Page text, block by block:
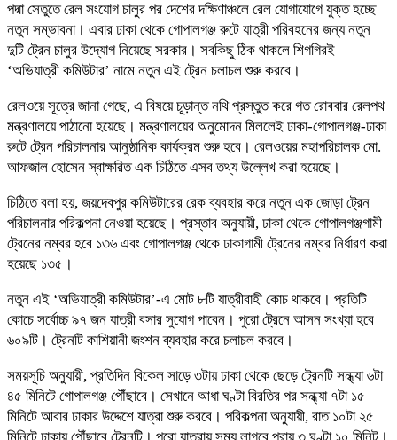
পদ্মা সেতুতে রেল সংযোগ চালুর পর দেশের দক্ষিণাঞ্চলে রেল যোগাযোগে যুক্ত হচ্ছে
নতুন সম্ভাবনা। এবার ঢাকা থেকে গোপালগঞ্জ রুটে যাত্রী পরিবহনের জন্য নতুন
দুটি ট্রেন চালুর উদ্যোগ নিয়েছে সরকার। সবকিছু ঠিক থাকলে শিগগিরই
‘অভিযাত্রী কমিউটার’ নামে নতুন এই ট্রেন চলাচল শুরু করবে।
রেলওয়ে সূত্রে জানা গেছে, এ বিষয়ে চূড়ান্ত নথি প্রস্তুত করে গত রোববার রেলপথ
মন্ত্রণালয়ে পাঠানো হয়েছে। মন্ত্রণালয়ের অনুমোদন মিললেই ঢাকা-গোপালগঞ্জ-ঢাকা
রুটে ট্রেন পরিচালনার আনুষ্ঠানিক কার্যক্রম শুরু হবে। রেলওয়ের মহাপরিচালক মো.
আফজাল হোসেন স্বাক্ষরিত এক চিঠিতে এসব তথ্য উল্লেখ করা হয়েছে।
চিঠিতে বলা হয়, জয়দেবপুর কমিউটারের রেক ব্যবহার করে নতুন এক জোড়া ট্রেন
পরিচালনার পরিকল্পনা নেওয়া হয়েছে। প্রস্তাব অনুযায়ী, ঢাকা থেকে গোপালগঞ্জগামী
ট্রেনের নম্বর হবে ১৩৬ এবং গোপালগঞ্জ থেকে ঢাকাগামী ট্রেনের নম্বর নির্ধারণ করা
হয়েছে ১৩৫।
নতুন এই ‘অভিযাত্রী কমিউটার’-এ মোট ৮টি যাত্রীবাহী কোচ থাকবে। প্রতিটি
কোচে সর্বোচ্চ ৯৭ জন যাত্রী বসার সুযোগ পাবেন। পুরো ট্রেনে আসন সংখ্যা হবে
৬০৯টি। ট্রেনটি কাশিয়ানী জংশন ব্যবহার করে চলাচল করবে।
সময়সূচি অনুযায়ী, প্রতিদিন বিকেল সাড়ে ৩টায় ঢাকা থেকে ছেড়ে ট্রেনটি সন্ধ্যা ৬টা
৪৫ মিনিটে গোপালগঞ্জ পৌঁছাবে। সেখানে আধা ঘণ্টা বিরতির পর সন্ধ্যা ৭টা ১৫
মিনিটে আবার ঢাকার উদ্দেশে যাত্রা শুরু করবে। পরিকল্পনা অনুযায়ী, রাত ১০টা ২৫